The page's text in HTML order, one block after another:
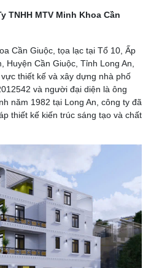
TNHH MTV Minh Khoa Cần
Cần Giuộc, tọa lạc tại Tổ 10, Ấp
Cần Giuộc, Tỉnh Long An,
thiết kế và xây dựng nhà phố
và người đại diện là ông
năm 1982 tại Long An, công ty đã
thiết kế kiến trúc sáng tạo và chất